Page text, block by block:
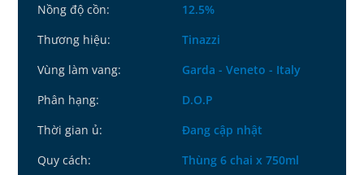
Nồng độ cồn:
12.5%
Thương hiệu:
Tinazzi
Vùng làm vang:
Garda - Veneto - Italy
Phân hạng:
D.O.P
Thời gian ủ:
Đang cập nhật
Quy cách:
Thùng 6 chai x 750ml